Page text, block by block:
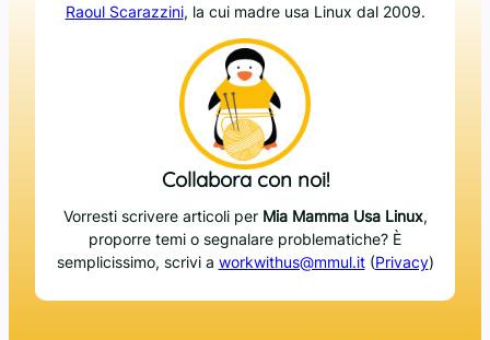
Raoul Scarazzini, la cui madre usa Linux dal 2009.
Collabora con noi!
Vorresti scrivere articoli per Mia Mamma Usa Linux,
proporre temi o segnalare problematiche? È
semplicissimo, scrivi a workwithus@mmul.it(Privacy)